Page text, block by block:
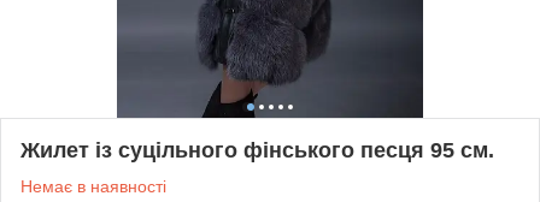
Жилет із суцільного фінського песця 95 см.
Немає в наявності